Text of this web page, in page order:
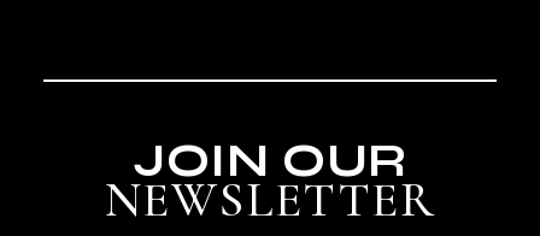
JOIN OUR
NEWSLETTER